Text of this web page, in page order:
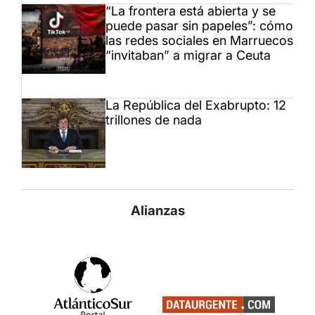
“La frontera está abierta y se
puede pasar sin papeles”: cómo
las redes sociales en Marruecos
“invitaban” a migrar a Ceuta
La República del Exabrupto: 12
trillones de nada
Alianzas